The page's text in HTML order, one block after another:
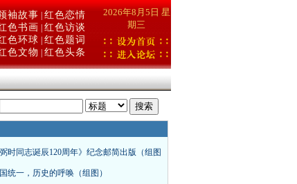
袖故事 红色恋情
色书画
红色访谈
色环球 红色题词
色文物 红色头条
2026年8月5日 星
期三
时同志诞辰120周年》纪念邮简出版（组图
统一，历史的呼唤（组图）